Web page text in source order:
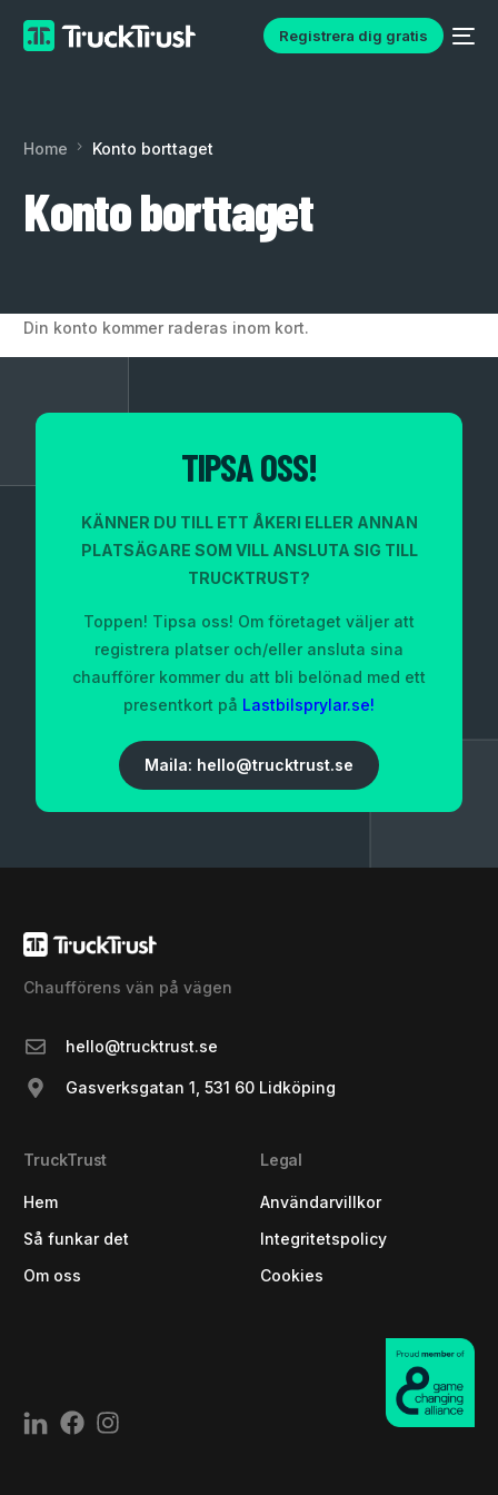
Registrera dig gratis
Home Konto borttaget
Konto borttaget
Din konto kommer raderas inom kort.
TIPSA OSS!
KÄNNER DU TILL ETT ÅKERI ELLER ANNAN
PLATSÄGARE SOM VILL ANSLUTA SIG TILL
TRUCKTRUST?
Toppen! Tipsa oss! Om företaget väljer att
registrera platser och/eller ansluta sina
chaufförer kommer du att bli belönad med ett
presentkort på Lastbilsprylar.se!
Maila: hello@trucktrust.se
Chaufförens vän på vägen
hello@trucktrust.se
Gasverksgatan 1, 531 60 Lidköping
TruckTrust
Hem
Så funkar det
Om oss
Legal
Användarvillkor
Integritetspolicy
Cookies